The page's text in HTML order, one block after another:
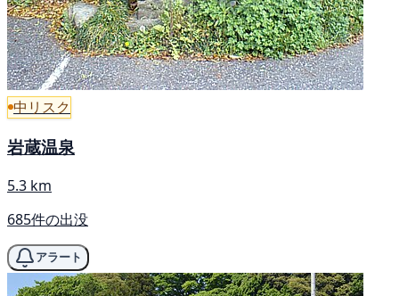
中リスク
岩蔵温泉
5.3 km
685件の出没
アラート